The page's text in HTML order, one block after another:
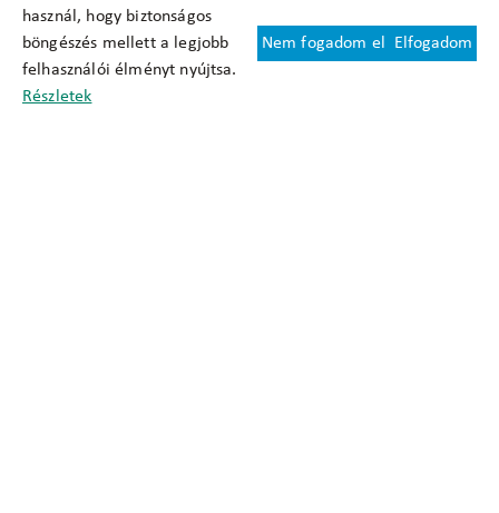
használ, hogy biztonságos
böngészés mellett a legjobb
felhasználói élményt nyújtsa.
Részletek
Nem fogadom el Elfogadom
Felhasználási feltételek